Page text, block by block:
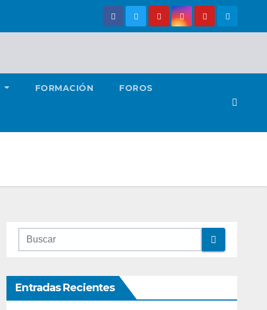
FORMACIÓN FOROS
Entradas Recientes